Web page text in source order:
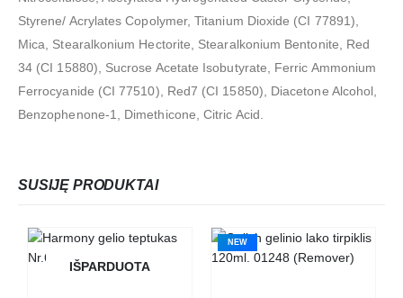
Styrene/ Acrylates Copolymer, Titanium Dioxide (CI 77891),
Mica, Stearalkonium Hectorite, Stearalkonium Bentonite, Red
34 (CI 15880), Sucrose Acetate Isobutyrate, Ferric Ammonium
Ferrocyanide (CI 77510), Red7 (CI 15850), Diacetone Alcohol,
Benzophenone-1, Dimethicone, Citric Acid.
SUSIJĘ PRODUKTAI
IŠPARDUOTA
NEW